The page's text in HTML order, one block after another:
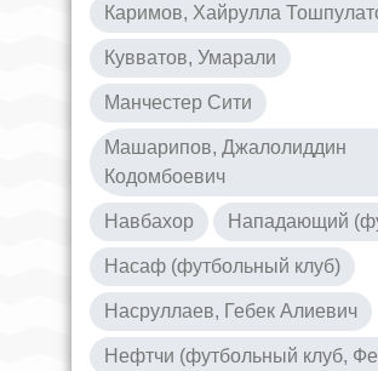
Каримов, Хайрулла
Кувватов, Умарали
Манчестер Сити
Машарипов, Джалолиддин
Кодомбоевич
Навбахор Нападающий
Насаф (футбольный клуб)
Насруллаев, Гебек Алиевич
Нефтчи (футбольный клуб,